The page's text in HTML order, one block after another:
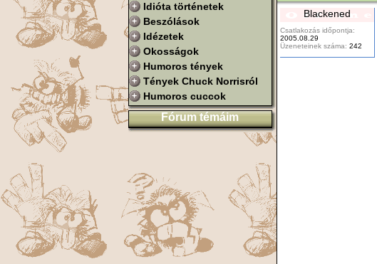
Idióta történetek
Beszólások
Idézetek
Okosságok
Humoros tények
Tények Chuck Norrisról
Humoros cuccok
Fórum témáim
Blackened
Csatlakozás időpontja:
2005.08.29
Üzeneteinek száma: 242